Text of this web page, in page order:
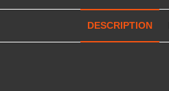
DESCRIPTION